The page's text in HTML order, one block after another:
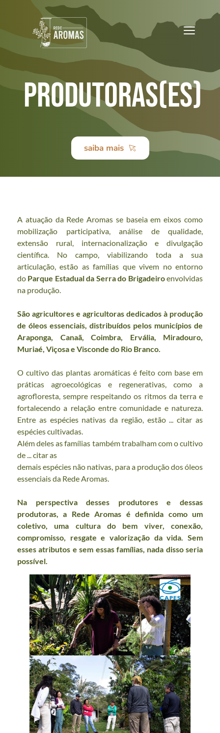
Produtoras(es)
saiba mais
A atuação da Rede Aromas se baseia em eixos como
mobilização participativa, análise de qualidade,
extensão rural, internacionalização e divulgação
científica. No campo, viabilizando toda a sua
articulação, estão as famílias que vivem no entorno
do Parque Estadual da Serra do Brigadeiro envolvidas
na produção.
São agricultores e agricultoras dedicados à produção
de óleos essenciais, distribuídos pelos municípios de
Araponga, Canaã, Coimbra, Ervália, Miradouro,
Muriaé, Viçosa e Visconde do Rio Branco.
O cultivo das plantas aromáticas é feito com base em
práticas agroecológicas e regenerativas, como a
agrofloresta, sempre respeitando os ritmos da terra e
fortalecendo a relação entre comunidade e natureza.
Entre as espécies nativas da região, estão ... citar as
espécies cultivadas.
Além deles as famílias também trabalham com o cultivo
de ... citar as
demais espécies não nativas, para a produção dos óleos
essenciais da Rede Aromas.
Na perspectiva desses produtores e dessas
produtoras, a Rede Aromas é definida como um
coletivo, uma cultura do bem viver, conexão,
compromisso, resgate e valorização da vida. Sem
esses atributos e sem essas famílias, nada disso seria
possível.